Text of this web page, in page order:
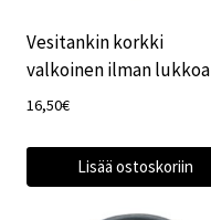
Vesitankin korkki
valkoinen ilman lukkoa
16,50€
Lisää ostoskoriin